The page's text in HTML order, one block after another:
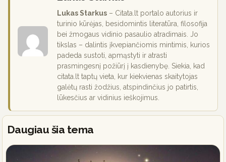
Lukas Starkus – Citata.lt portalo autorius ir
turinio kūrėjas, besidomintis literatūra, filosofija
bei žmogaus vidinio pasaulio atradimais. Jo
tikslas – dalintis įkvepiančiomis mintimis, kurios
padeda sustoti, apmąstyti ir atrasti
prasmingesnį požiūrį į kasdienybę. Siekia, kad
citata.lt taptų vieta, kur kiekvienas skaitytojas
galėtų rasti žodžius, atspindinčius jo patirtis,
lūkesčius ar vidinius ieškojimus.
Daugiau šia tema